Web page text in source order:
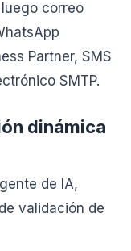
correo
Partner, SMS
SMTP.
dinámica
de IA,
validación de